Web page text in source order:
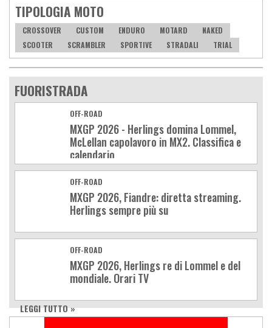
Adiva
Aeon
Axy
Baotian
TIPOLOGIA MOTO
CROSSOVER CUSTOM ENDURO MOTARD
NAKED
SCOOTER
SCRAMBLER SPORTIVE STRADALI TRIAL
FUORISTRADA
OFF-ROAD
MXGP 2026 - Herlings domina Lommel,
McLellan capolavoro in MX2. Classifica e
calendario
OFF-ROAD
MXGP 2026, Fiandre: diretta streaming.
Herlings sempre più su
OFF-ROAD
MXGP 2026, Herlings re di Lommel e del
mondiale. Orari TV
LEGGI TUTTO »